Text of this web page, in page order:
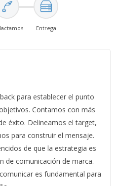
Entrega
para establecer el punto
Contamos con más
éxito. Delineamos el target,
para construir el mensaje.
de que la estrategia es
de comunicación de marca.
es fundamental para